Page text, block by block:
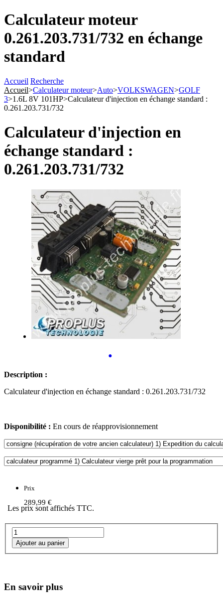
Calculateur moteur
0.261.203.731/732 en échange
standard
Accueil Recherche
Accueil>Calculateur moteur>Auto>VOLKSWAGEN>GOLF
3>1.6L 8V 101HP>Calculateur d'injection en échange standard :
0.261.203.731/732
Calculateur d'injection en
échange standard :
0.261.203.731/732
•
Description :
Calculateur d'injection en échange standard : 0.261.203.731/732
Disponibilité : En cours de réapprovisionnement
Prix
289,99 €
Les prix sont affichés TTC.
En savoir plus